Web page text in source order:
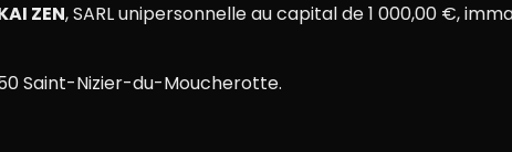
ZEN, SARL unipersonnelle au capital de 1 000,00 €,
Saint-Nizier-du-Moucherotte.